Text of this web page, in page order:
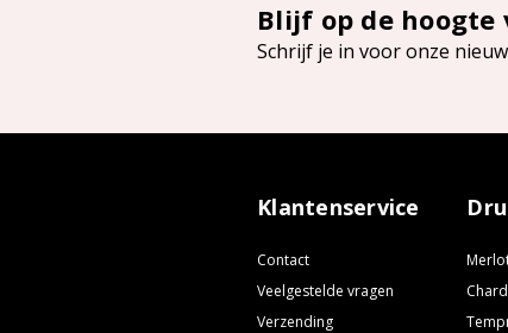
Blijf op de hoogte
Schrijf je in voor onze
Klantenservice
Contact
Veelgestelde vragen
Verzending